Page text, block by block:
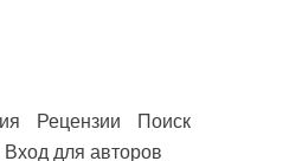
Рецензии
Поиск
Вход для авторов